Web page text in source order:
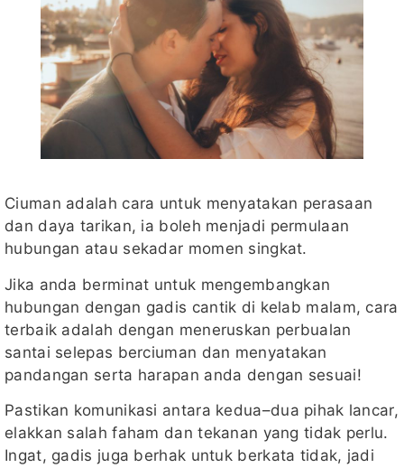
Ciuman adalah cara untuk menyatakan perasaan
dan daya tarikan, ia boleh menjadi permulaan
hubungan atau sekadar momen singkat.
Jika anda berminat untuk mengembangkan
hubungan dengan gadis cantik di kelab malam, cara
terbaik adalah dengan meneruskan perbualan
santai selepas berciuman dan menyatakan
pandangan serta harapan anda dengan sesuai!
Pastikan komunikasi antara kedua–dua pihak lancar,
elakkan salah faham dan tekanan yang tidak perlu.
Ingat, gadis juga berhak untuk berkata tidak, jadi